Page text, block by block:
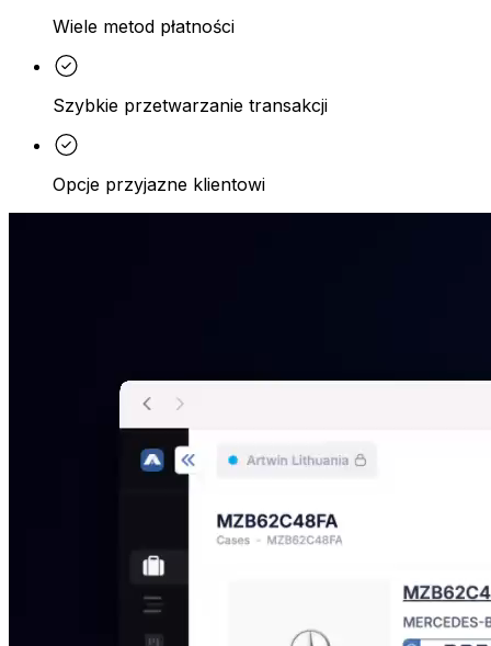
Wiele metod płatności
Szybkie przetwarzanie transakcji
Opcje przyjazne klientowi